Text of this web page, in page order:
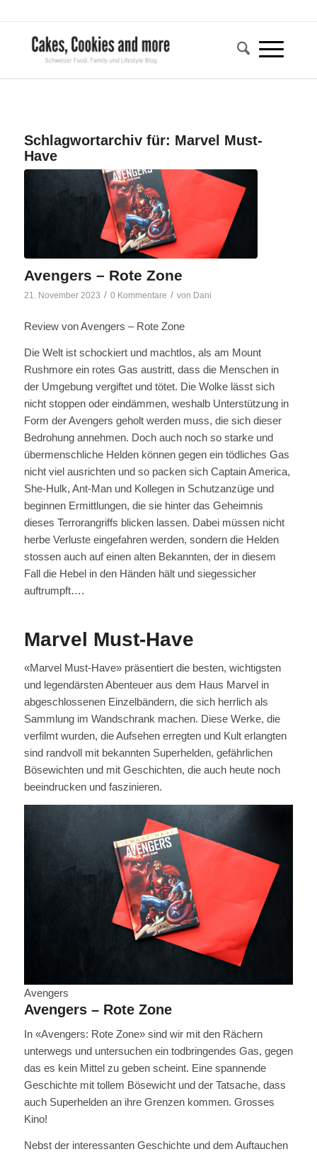
Schlagwortarchiv für: Marvel Must-
Have
Avengers – Rote Zone
21. November 2023 / 0 Kommentare / von Dani
Review von Avengers – Rote Zone
Die Welt ist schockiert und machtlos, als am Mount
Rushmore ein rotes Gas austritt, dass die Menschen in
der Umgebung vergiftet und tötet. Die Wolke lässt sich
nicht stoppen oder eindämmen, weshalb Unterstützung in
Form der Avengers geholt werden muss, die sich dieser
Bedrohung annehmen. Doch auch noch so starke und
übermenschliche Helden können gegen ein tödliches Gas
nicht viel ausrichten und so packen sich Captain America,
She-Hulk, Ant-Man und Kollegen in Schutzanzüge und
beginnen Ermittlungen, die sie hinter das Geheimnis
dieses Terrorangriffs blicken lassen. Dabei müssen nicht
herbe Verluste eingefahren werden, sondern die Helden
stossen auch auf einen alten Bekannten, der in diesem
Fall die Hebel in den Händen hält und siegessicher
auftrumpft….
Marvel Must-Have
«Marvel Must-Have» präsentiert die besten, wichtigsten
und legendärsten Abenteuer aus dem Haus Marvel in
abgeschlossenen Einzelbändern, die sich herrlich als
Sammlung im Wandschrank machen. Diese Werke, die
verfilmt wurden, die Aufsehen erregten und Kult erlangten
sind randvoll mit bekannten Superhelden, gefährlichen
Bösewichten und mit Geschichten, die auch heute noch
beeindrucken und faszinieren.
Avengers
Avengers – Rote Zone
In «Avengers: Rote Zone» sind wir mit den Rächern
unterwegs und untersuchen ein todbringendes Gas, gegen
das es kein Mittel zu geben scheint. Eine spannende
Geschichte mit tollem Bösewicht und der Tatsache, dass
auch Superhelden an ihre Grenzen kommen. Grosses
Kino!
Nebst der interessanten Geschichte und dem Auftauchen